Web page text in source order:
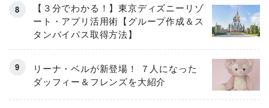
【３分でわかる！】東京ディズニーリゾ
ート・アプリ活用術【グループ作成＆ス
タンバイパス取得方法】
リーナ・ベルが新登場！ ７人になった
ダッフィー＆フレンズを大紹介